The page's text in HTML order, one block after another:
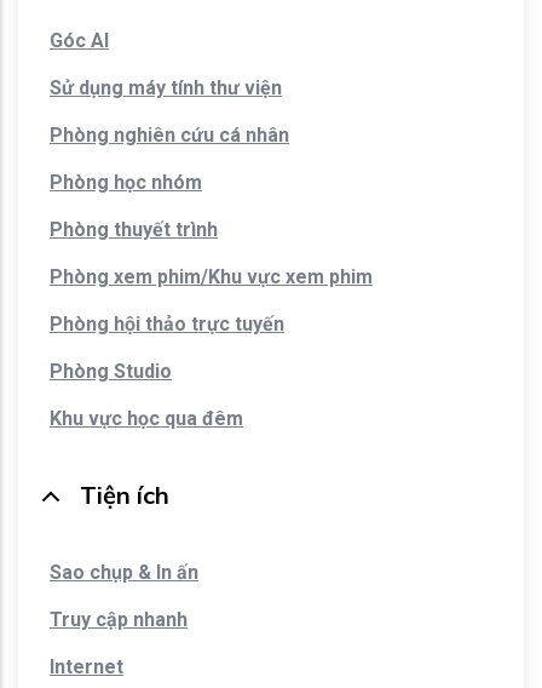
Góc AI
Sử dụng máy tính thư viện
Phòng nghiên cứu cá nhân
Phòng học nhóm
Phòng thuyết trình
Phòng xem phim/Khu vực xem phim
Phòng hội thảo trực tuyến
Phòng Studio
Khu vực học qua đêm
Tiện ích
Sao chụp & In ấn
Truy cập nhanh
Internet